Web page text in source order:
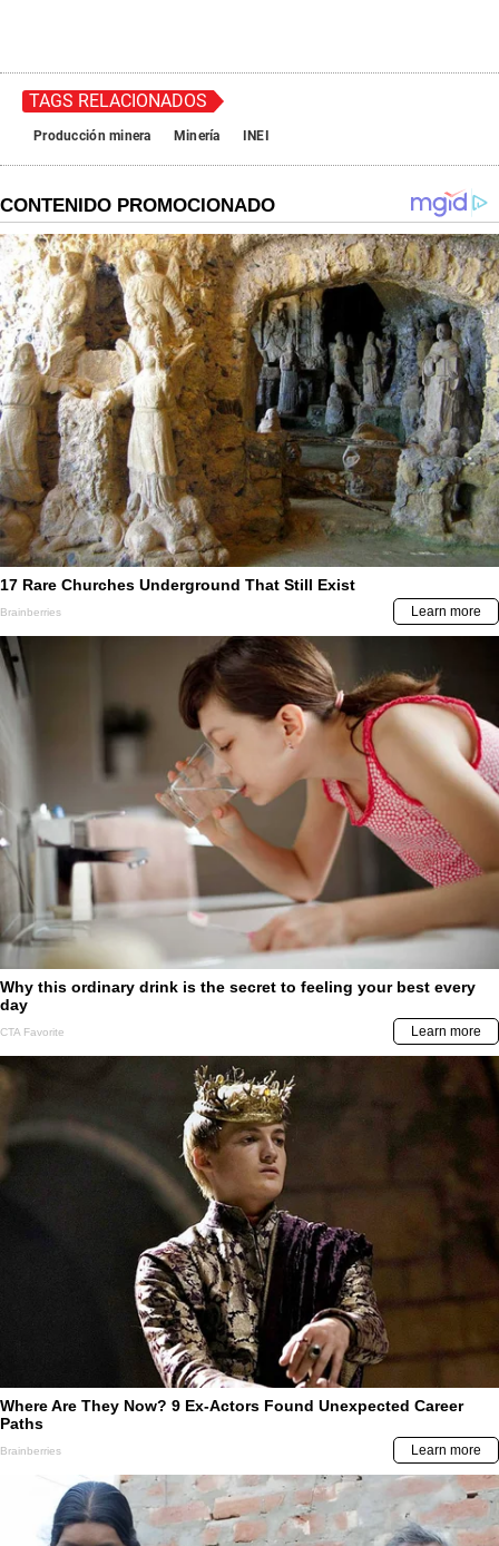
TAGS RELACIONADOS
Producción minera Minería INEI